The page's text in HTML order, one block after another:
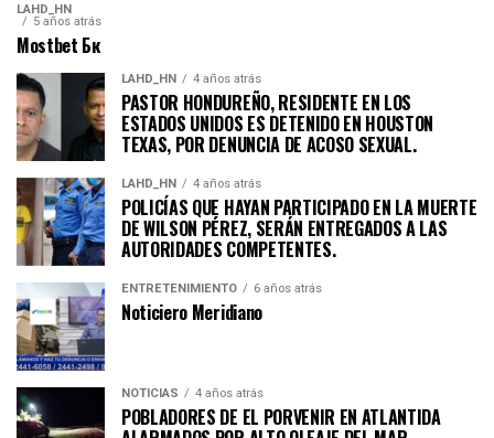
LAHD_HN
5 años atrás
Mostbet Бк
LAHD_HN 4 años atrás
PASTOR HONDUREÑO, RESIDENTE EN LOS
ESTADOS UNIDOS ES DETENIDO EN HOUSTON
TEXAS, POR DENUNCIA DE ACOSO SEXUAL.
LAHD_HN 4 años atrás
POLICÍAS QUE HAYAN PARTICIPADO EN LA MUERTE
DE WILSON PÉREZ, SERÁN ENTREGADOS A LAS
AUTORIDADES COMPETENTES.
ENTRETENIMIENTO 6 años atrás
Noticiero Meridiano
NOTICIAS 4 años atrás
POBLADORES DE EL PORVENIR EN ATLANTIDA